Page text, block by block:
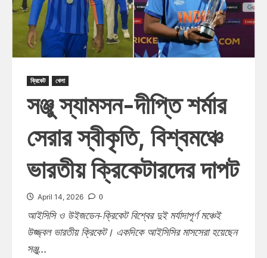
ক্রিকেট খেলা
সঞ্জু স্যামসন-দীপ্তি শর্মার
সেরার স্বীকৃতি, বিশ্বমঞ্চে
ভারতীয় ক্রিকেটারদের দাপট
April 14, 2026 0
আইসিসি ও উইজডেন-ক্রিকেট বিশ্বের দুই মর্যাদাপূর্ণ মঞ্চেই
উজ্জ্বল ভারতীয় ক্রিকেট। একদিকে আইসিসির মাসসেরা হয়েছেন
সঞ্জু...